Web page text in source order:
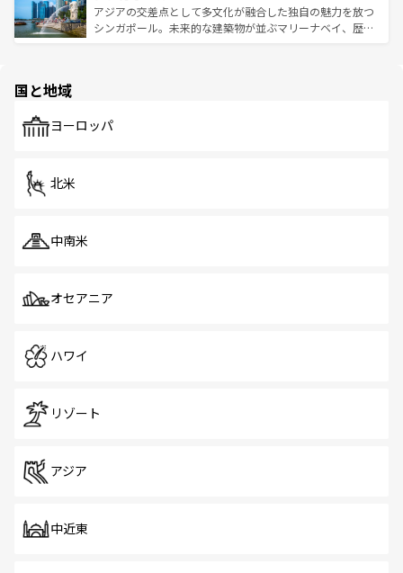
が待っている。親しみやすいタイの人々、仏教を中心とし
た文化、そして多様な観光資源が、訪れる旅人を魅了し続
ており、効率よく見どころを回れるのも魅力。息をのむよ
うな絶景から文化的な体験まで、香港を存分に楽しみ尽く
アジアの交差点として多文化が融合した独自の魅力を放つ
シンガポール。未来的な建築物が並ぶマリーナベイ、歴史
で、ホーカーズは地元の風情を楽しめる外せないスポット
国と地域
ヨーロッパ
北米
中南米
オセアニア
ハワイ
リゾート
アジア
中近東